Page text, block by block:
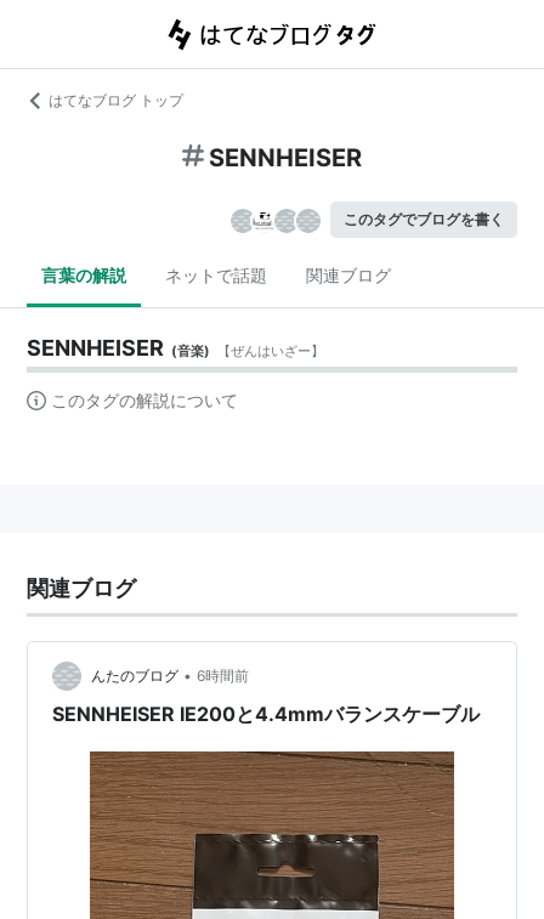
はてなブログ トップ
SENNHEISER
このタグでブログを書く
言葉の解説 ネットで話題 関連ブログ
SENNHEISER (音楽) 【ぜんはいざー】
このタグの解説について
関連ブログ
んたのブログ • 6時間前
SENNHEISER IE200と4.4mmバランスケーブル